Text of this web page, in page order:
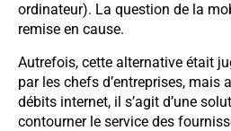
ordinateur). La question de la
remise en cause.
Autrefois, cette alternative était
par les chefs d’entreprises, mais
débits internet, il s’agit d’une
contourner le service des